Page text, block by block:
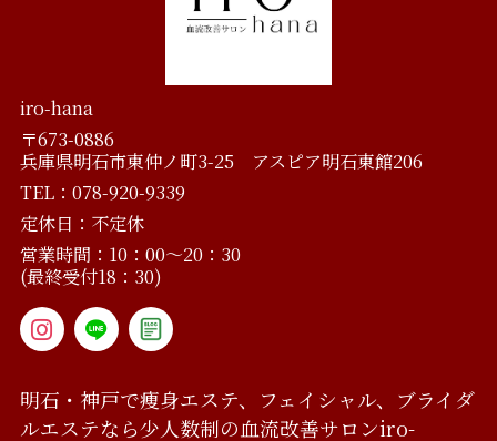
iro-hana
〒673-0886
兵庫県明石市東仲ノ町3-25 アスピア明石東館206
TEL：078-920-9339
定休日：不定休
営業時間：10：00～20：30
(最終受付18：30)
明石・神戸で痩身エステ、フェイシャル、ブライダ
ルエステなら少人数制の血流改善サロンiro-